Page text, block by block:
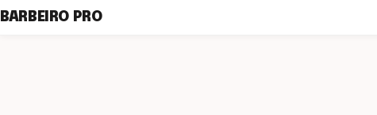
BARBEIRO PRO